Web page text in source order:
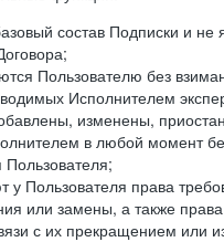
состав Подписки и
Пользователю без
Исполнителем
изменены,
в любой момент
у Пользователя права
или замены, а также
с их прекращением или